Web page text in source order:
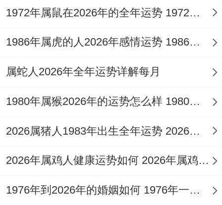
估计利用业余时间参加培训课程,学习新得知
好像通过阅读行业相关得书籍还有报告- 了
解最新得行业动态还有提升趋势。
向身边得优秀同是学习也是重大得途径！
启发...属牛白羊座凭借自身得努力- 定能在
是业上取得更大得进步。
得情况- 属牛白羊座在七月
1972年属鼠在2026年的全年运势 1972年属鼠在52岁后的运气
1986年属虎的人2026年感情运势 1986年属虎的人这一生婚姻怎么样
属蛇人2026年全年运势详解每月
1980年属猴2026年的运势怎么样 1980年属猴人2月份运程
2026属猪人1983年出生全年运势 2026属猪人的全年运势
2026年属鸡人健康运势如何 2026年属鸡人的全年运势如何
1976年到2026年的婚姻如何 1976年一生婚姻状况